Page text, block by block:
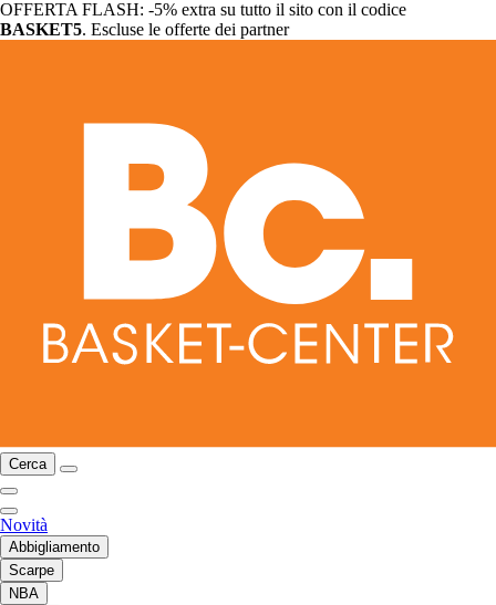
OFFERTA FLASH: -5% extra su tutto il sito con il codice
BASKET5. Escluse le offerte dei partner
Cerca
Novità
Abbigliamento
Scarpe
NBA